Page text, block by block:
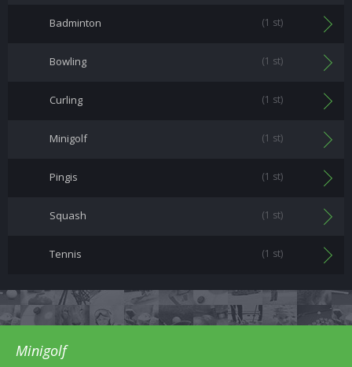
Badminton (1 st)
Bowling (1 st)
Curling (1 st)
Minigolf (1 st)
Pingis (1 st)
Squash (1 st)
Tennis (1 st)
Minigolf